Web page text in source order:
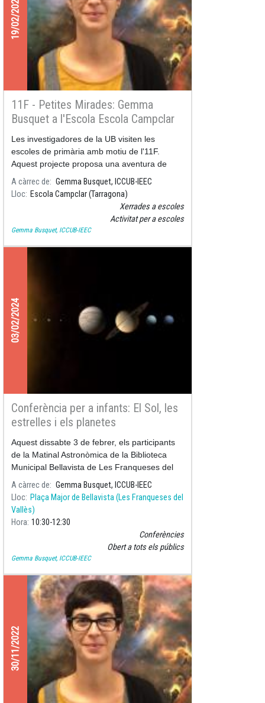
19/02/2025
11F - Petites Mirades: Gemma
Busquet a l'Escola Escola Campclar
Les investigadores de la UB visiten les
escoles de primària amb motiu de l'11F.
Aquest projecte proposa una aventura de
descoberta de la ciència sota el guiatge d'una
investigadora de la UB.
A càrrec de
Gemma Busquet, ICCUB-IEEC
Lloc Escola Campclar (Tarragona)
Xerrades a escoles
Activitat per a escoles
Gemma Busquet, ICCUB-IEEC
03/02/2024
Conferència per a infants: El Sol, les
estrelles i els planetes
Aquest dissabte 3 de febrer, els participants
de la Matinal Astronòmica de la Biblioteca
Municipal Bellavista de Les Franqueses del
Vallès rebran a la investigadora de l'ICCUB-
IEEC, Gemma Busquet.
A càrrec de
Gemma Busquet, ICCUB-IEEC
Lloc Plaça Major de Bellavista (Les Franqueses del
Vallès)
Hora 10:30 12:30
Conferències
Obert a tots els públics
Gemma Busquet, ICCUB-IEEC
30/11/2022